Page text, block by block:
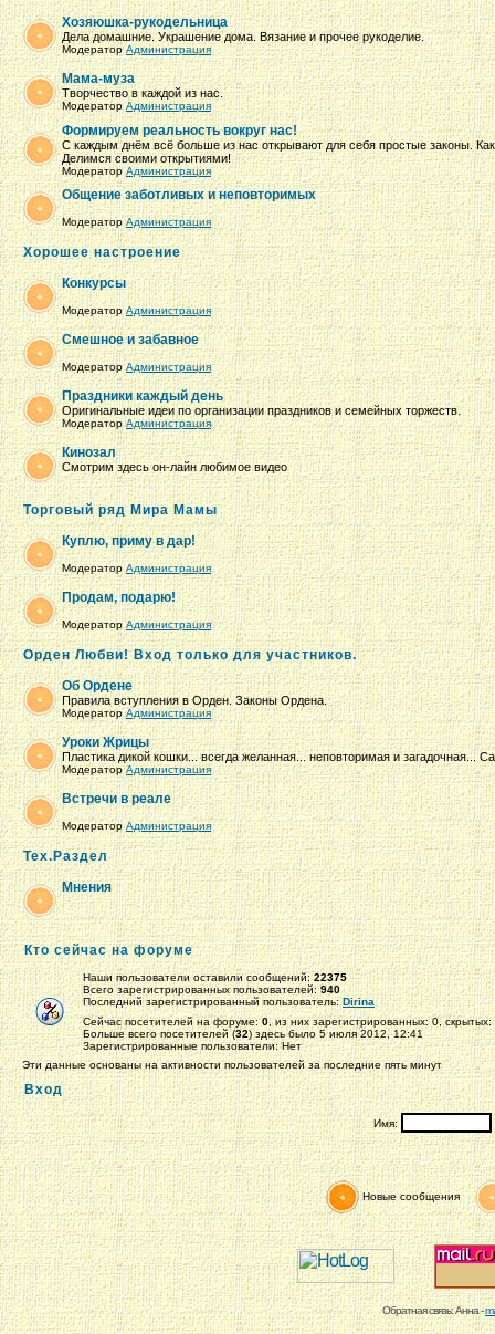
Хозяюшка-рукодельница
Дела домашние. Украшение дома. Вязание и прочее рукоделие.
МодераторАдминистрация
Мама-муза
Творчество в каждой из нас.
МодераторАдминистрация
Формируем реальность вокруг нас!
С каждым днём всё больше из нас открывают для себя простые законы.
Делимся своими открытиями!
МодераторАдминистрация
Общение заботливых и неповторимых
МодераторАдминистрация
Хорошее настроение
Конкурсы
МодераторАдминистрация
Смешное и забавное
МодераторАдминистрация
Праздники каждый день
Оригинальные идеи по организации праздников и семейных торжеств.
МодераторАдминистрация
Кинозал
Смотрим здесь он-лайн любимое видео
Торговый ряд Мира Мамы
Куплю, приму в дар!
МодераторАдминистрация
Продам, подарю!
МодераторАдминистрация
Орден Любви! Вход только для участников.
Об Ордене
Правила вступления в Орден. Законы Ордена.
МодераторАдминистрация
Уроки Жрицы
Пластика дикой кошки... всегда желанная... неповторимая и загадочная...
МодераторАдминистрация
Встречи в реале
МодераторАдминистрация
Тех.Раздел
Мнения
Кто сейчас на форуме
Наши пользователи оставили сообщений:22375
Всего зарегистрированных пользователей:940
Последний зарегистрированный пользователь:Dirina
Сейчас посетителей на форуме:0, из них зарегистрированных: 0,
Больше всего посетителей (32) здесь было 5 июля 2012, 12:41
Зарегистрированные пользователи: Нет
Эти данные основаны на активности пользователей за последние пять минут
Вход
Имя:
Новые сообщения
Обратная связь: Анна -